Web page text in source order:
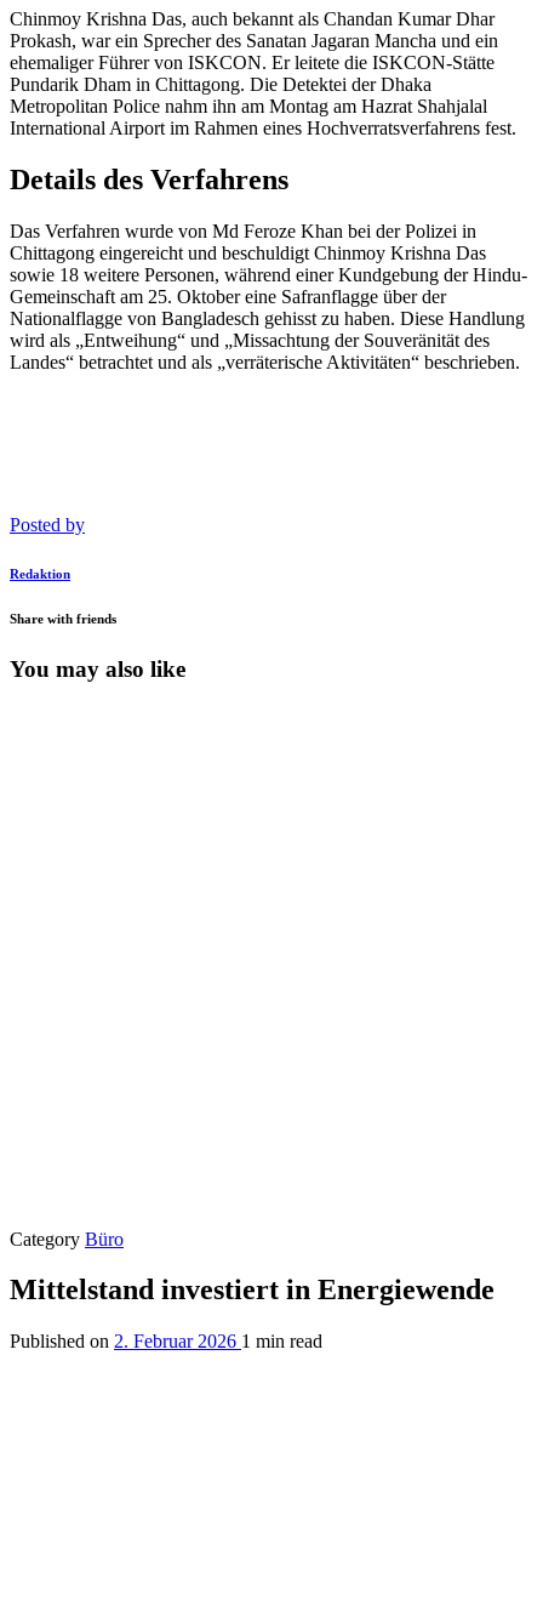
Chinmoy Krishna Das, auch bekannt als Chandan Kumar Dhar
Prokash, war ein Sprecher des Sanatan Jagaran Mancha und ein
ehemaliger Führer von ISKCON. Er leitete die ISKCON-Stätte
Pundarik Dham in Chittagong. Die Detektei der Dhaka
Metropolitan Police nahm ihn am Montag am Hazrat Shahjalal
International Airport im Rahmen eines Hochverratsverfahrens fest.
Details des Verfahrens
Das Verfahren wurde von Md Feroze Khan bei der Polizei in
Chittagong eingereicht und beschuldigt Chinmoy Krishna Das
sowie 18 weitere Personen, während einer Kundgebung der Hindu-
Gemeinschaft am 25. Oktober eine Safranflagge über der
Nationalflagge von Bangladesch gehisst zu haben. Diese Handlung
wird als „Entweihung“ und „Missachtung der Souveränität des
Landes“ betrachtet und als „verräterische Aktivitäten“ beschrieben.
Posted by
Redaktion
Share with friends
You may also like
Category Büro
Mittelstand investiert in Energiewende
Published on 2. Februar 2026 1 min read